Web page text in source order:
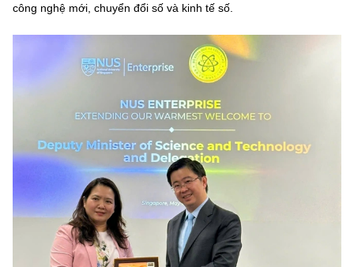
công nghệ mới, chuyển đổi số và kinh tế số.